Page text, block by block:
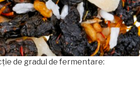
de gradul de fermentare: